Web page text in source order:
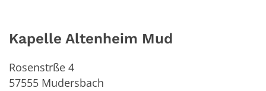
Kapelle Altenheim Mud
Rosenstrße 4
57555 Mudersbach